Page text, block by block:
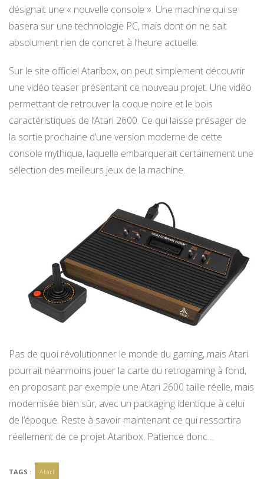
désignait une « nouvelle console ». Une machine qui se
basera sur une technologie PC, mais dont on ne sait
absolument rien de concret à l’heure actuelle.
Sur le site officiel Ataribox, on peut simplement découvrir
une vidéo teaser présentant ce nouveau projet. Une vidéo
permettant de retrouver la coque noire et le bois
caractéristiques de l’Atari 2600. Ce qui laisse présager de
la sortie prochaine d’une version moderne de cette
console mythique, laquelle embarquerait certainement une
sélection des meilleurs jeux de la machine.
Pas de quoi révolutionner le monde du gaming, mais Atari
pourrait néanmoins jouer la carte du retrogaming à fond,
en proposant par exemple une Atari 2600 taille réelle, mais
modernisée bien sûr, avec un packaging identique à celui
de l’époque. Reste à savoir maintenant ce qui ressortira
réellement de ce projet Ataribox. Patience donc…
TAGS : Atari